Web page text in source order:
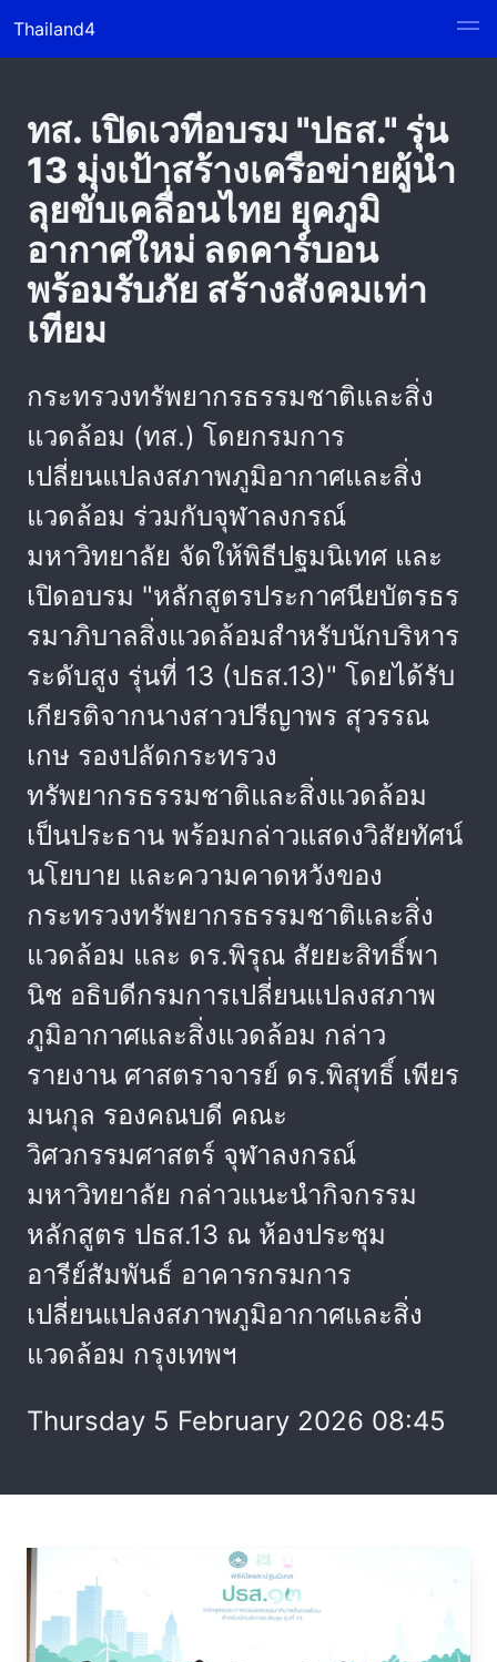
Thailand4
ทส. เปิดเวทีอบรม "ปธส." รุ่น
13 มุ่งเป้าสร้างเครือข่ายผู้นำ
ลุยขับเคลื่อนไทย ยุคภูมิ
อากาศใหม่ ลดคาร์บอน
พร้อมรับภัย สร้างสังคมเท่า
เทียม
กระทรวงทรัพยากรธรรมชาติและสิ่ง
แวดล้อม (ทส.) โดยกรมการ
เปลี่ยนแปลงสภาพภูมิอากาศและสิ่ง
แวดล้อม ร่วมกับจุฬาลงกรณ์
มหาวิทยาลัย จัดให้พิธีปฐมนิเทศ และ
เปิดอบรม "หลักสูตรประกาศนียบัตรธร
รมาภิบาลสิ่งแวดล้อมสำหรับนักบริหาร
ระดับสูง รุ่นที่ 13 (ปธส.13)" โดยได้รับ
เกียรติจากนางสาวปรีญาพร สุวรรณ
เกษ รองปลัดกระทรวง
ทรัพยากรธรรมชาติและสิ่งแวดล้อม
เป็นประธาน พร้อมกล่าวแสดงวิสัยทัศน์
นโยบาย และความคาดหวังของ
กระทรวงทรัพยากรธรรมชาติและสิ่ง
แวดล้อม และ ดร.พิรุณ สัยยะสิทธิ์พา
นิช อธิบดีกรมการเปลี่ยนแปลงสภาพ
ภูมิอากาศและสิ่งแวดล้อม กล่าว
รายงาน ศาสตราจารย์ ดร.พิสุทธิ์ เพียร
มนกุล รองคณบดี คณะ
วิศวกรรมศาสตร์ จุฬาลงกรณ์
มหาวิทยาลัย กล่าวแนะนำกิจกรรม
หลักสูตร ปธส.13 ณ ห้องประชุม
อารีย์สัมพันธ์ อาคารกรมการ
เปลี่ยนแปลงสภาพภูมิอากาศและสิ่ง
แวดล้อม กรุงเทพฯ
Thursday 5 February 2026 08:45